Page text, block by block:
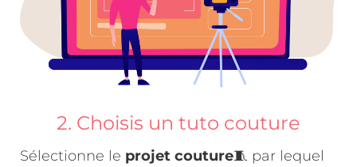
2. Choisis un tuto couture
Sélectionne le projet couture🧵 par lequel